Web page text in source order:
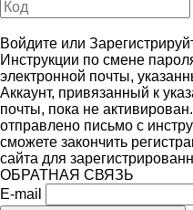
Войдите или
Инструкции по смене
электронной почты,
Аккаунт, привязанный к
почты, пока не
отправлено письмо с
сможете закончить
сайта для
ОБРАТНАЯ СВЯЗЬ
E-mail